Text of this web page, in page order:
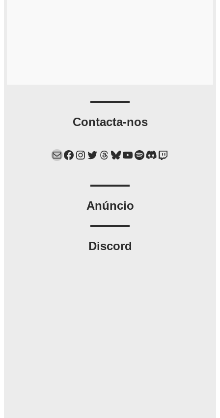
Contacta-nos
Mail Facebook Instagram Twitter Threads Bluesky YouTube Spotify Discord Twitch
Anúncio
Discord